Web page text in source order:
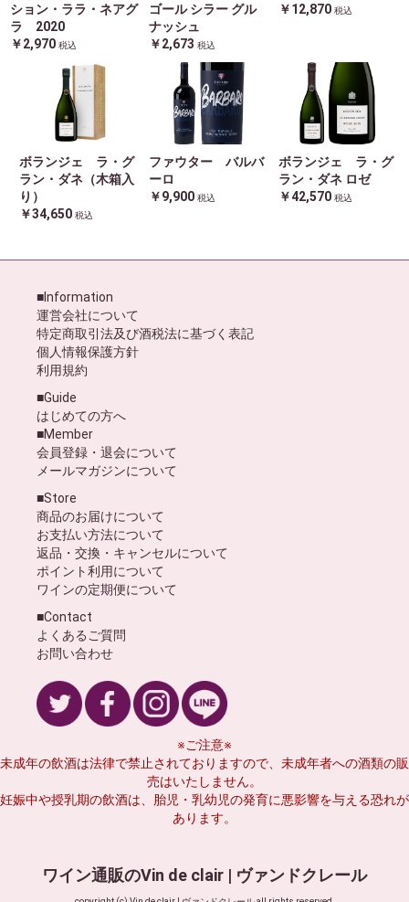
ション・ララ・ネアグ
ラ 2020
￥2,970 税込
ゴール シラー グル
ナッシュ
￥2,673 税込
￥12,870 税込
ボランジェ ラ・グ
ラン・ダネ（木箱入
り）
￥34,650 税込
ファウター バルバ
ーロ
￥9,900 税込
ボランジェ ラ・グ
ラン・ダネ ロゼ
￥42,570 税込
■Information
運営会社について
特定商取引法及び酒税法に基づく表記
個人情報保護方針
利用規約
■Guide
はじめての方へ
■Member
会員登録・退会について
メールマガジンについて
■Store
商品のお届けについて
お支払い方法について
返品・交換・キャンセルについて
ポイント利用について
ワインの定期便について
■Contact
よくあるご質問
お問い合わせ
※ご注意※
未成年の飲酒は法律で禁止されておりますので、未成年者への酒類の販
売はいたしません。
妊娠中や授乳期の飲酒は、胎児・乳幼児の発育に悪影響を与える恐れが
あります。
ワイン通販のVin de clair | ヴァンドクレール